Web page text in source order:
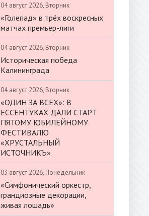
04 август 2026, Вторник
«Голепад» в трёх воскресных
матчах премьер-лиги
04 август 2026, Вторник
Историческая победа
Калининграда
04 август 2026, Вторник
«ОДИН ЗА ВСЕХ»: В
ЕССЕНТУКАХ ДАЛИ СТАРТ
ПЯТОМУ ЮБИЛЕЙНОМУ
ФЕСТИВАЛЮ
«ХРУСТАЛЬНЫЙ
ИСТОЧНИКЪ»
03 август 2026, Понедельник
«Симфонический оркестр,
грандиозные декорации,
живая лошадь»